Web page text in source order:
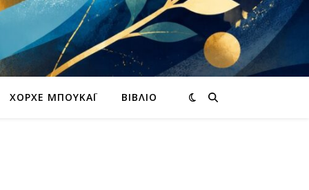
ΧΌΡΧΕ ΜΠΟΥΚΆΙ ΒΙΒΛΊΟ